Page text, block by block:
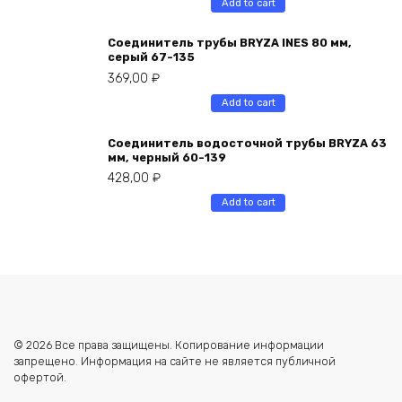
Add to cart
Соединитель трубы BRYZA INES 80 мм,
серый 67-135
369,00 ₽
Add to cart
Соединитель водосточной трубы BRYZA 63
мм, черный 60-139
428,00 ₽
Add to cart
© 2026 Все права защищены. Копирование информации
запрещено. Информация на сайте не является публичной
офертой.